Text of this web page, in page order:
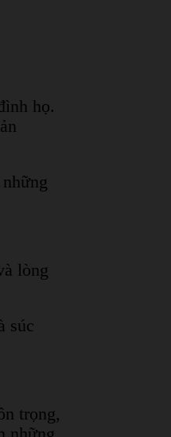
họ.
lòng
súc
trọng,